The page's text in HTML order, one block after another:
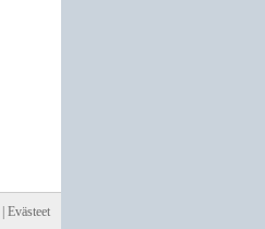
Evästeet